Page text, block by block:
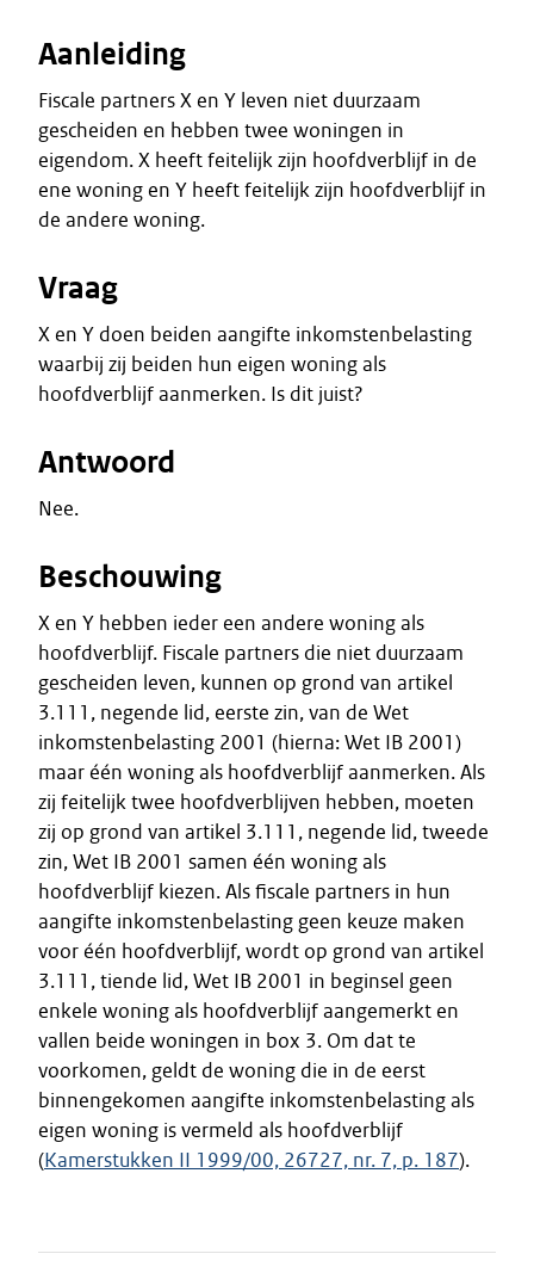
Aanleiding
Fiscale partners X en Y leven niet duurzaam
gescheiden en hebben twee woningen in
eigendom. X heeft feitelijk zijn hoofdverblijf in de
ene woning en Y heeft feitelijk zijn hoofdverblijf in
de andere woning.
Vraag
X en Y doen beiden aangifte inkomstenbelasting
waarbij zij beiden hun eigen woning als
hoofdverblijf aanmerken. Is dit juist?
Antwoord
Nee.
Beschouwing
X en Y hebben ieder een andere woning als
hoofdverblijf. Fiscale partners die niet duurzaam
gescheiden leven, kunnen op grond van artikel
3.111, negende lid, eerste zin, van de Wet
inkomstenbelasting 2001 (hierna: Wet IB 2001)
maar één woning als hoofdverblijf aanmerken. Als
zij feitelijk twee hoofdverblijven hebben, moeten
zij op grond van artikel 3.111, negende lid, tweede
zin, Wet IB 2001 samen één woning als
hoofdverblijf kiezen. Als fiscale partners in hun
aangifte inkomstenbelasting geen keuze maken
voor één hoofdverblijf, wordt op grond van artikel
3.111, tiende lid, Wet IB 2001 in beginsel geen
enkele woning als hoofdverblijf aangemerkt en
vallen beide woningen in box 3. Om dat te
voorkomen, geldt de woning die in de eerst
binnengekomen aangifte inkomstenbelasting als
eigen woning is vermeld als hoofdverblijf
(Kamerstukken II 1999/00, 26727, nr. 7, p. 187).